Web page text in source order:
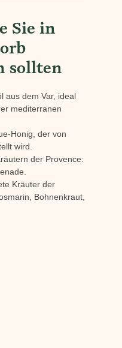
Sie in
sollten
aus dem Var, ideal
mediterranen
Honig, der von
wird.
der Provence:
Kräuter der
Bohnenkraut,